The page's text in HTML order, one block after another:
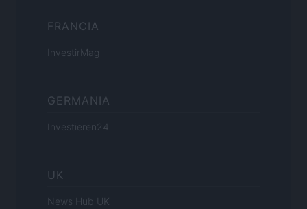
FRANCIA
InvestirMag
GERMANIA
Investieren24
UK
News Hub UK